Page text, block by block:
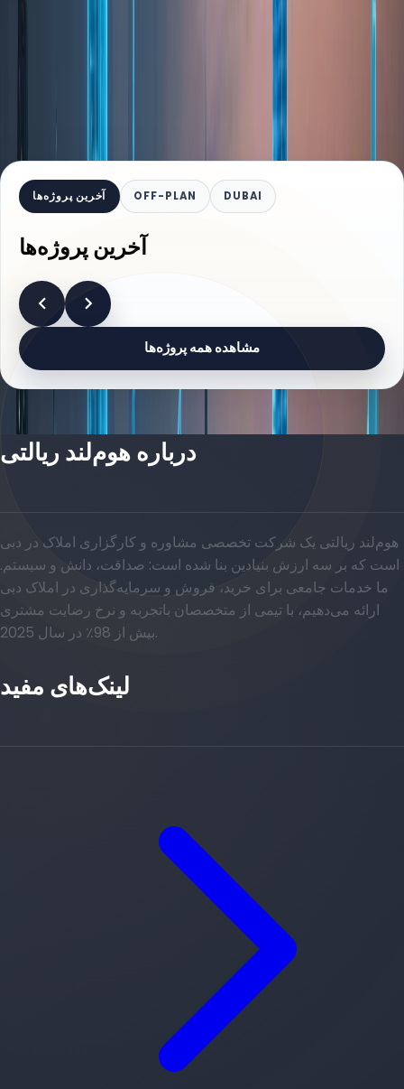
آخرین پروژه‌ها OFF-PLAN DUBAI
آخرین پروژه‌ها
مشاهده همه پروژه‌ها
درباره هوم‌لند ریالتی
هوم‌لند ریالتی یک شرکت تخصصی مشاوره و کارگزاری املاک در دبی
است که بر سه ارزش بنیادین بنا شده است: صداقت، دانش و سیستم.
ما خدمات جامعی برای خرید، فروش و سرمایه‌گذاری در املاک دبی
ارائه می‌دهیم، با تیمی از متخصصان باتجربه و نرخ رضایت مشتری
بیش از 98٪ در سال 2025.
لینک‌های مفید